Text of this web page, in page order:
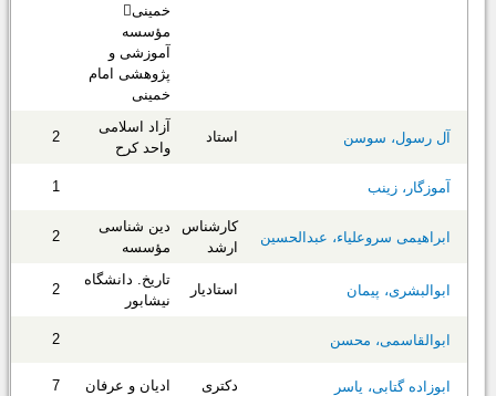
خمینی
مؤسسه
آموزشی و
پژوهشی امام
خمینی
آل رسول، سوسن استاد
آزاد اسلامی
واحد کرح
2
آموزگار، زینب 1
ابراهیمی سروعلیاء، عبدالحسین
کارشناس
ارشد
دین شناسی
مؤسسه
2
ابوالبشری، پیمان استادیار
تاریخ. دانشگاه
نیشابور
2
ابوالقاسمی، محسن 2
ابوزاده گتابی، یاسر دکتری ادیان و عرفان 7